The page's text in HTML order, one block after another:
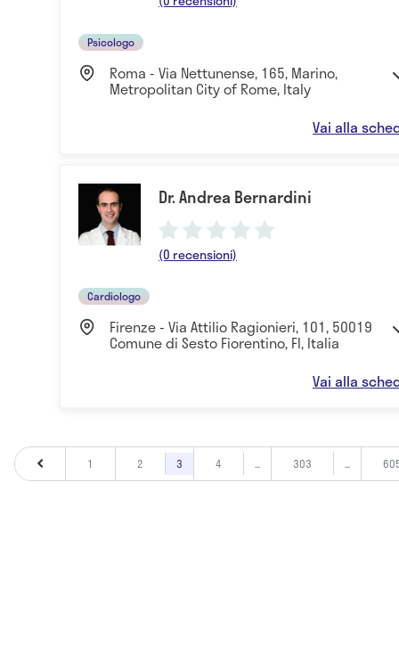
Psicologo
Roma - Via Nettunense, 165, Marino,
Metropolitan City of Rome, Italy
Vai alla
Dr. Andrea Bernardini
(0 recensioni)
Cardiologo
Firenze - Via Attilio Ragionieri, 101, 50019
Comune di Sesto Fiorentino, FI, Italia
Vai alla
1 2 3 4 ... 303 ...